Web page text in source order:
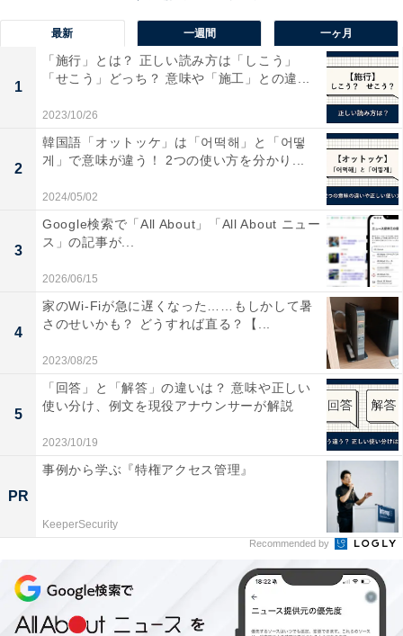
テレビ放送が終了すると電源をオフにする「無信号電
テレビ放送の終了後など、映像が映らない状態になって
しばらくすると電源がオフになる機能です。こちらも部
屋に誰もいない場合や、テレビ視聴中に寝てしまった場
合などに効果的です。
人感センサーで賢く省エネ
人感センサーでテレビの前にいる人を検知することで、
人がいなくなると画面をオフにして節電します。
電気代の節約、さらには環境への配慮にも
最新 一週間 一ヶ月
1
「施行」とは？ 正しい読み方は「しこう」
「せこう」どっち？ 意味や「施工」との違...
2023/10/26
2
韓国語「オットッケ」は「어떡해」と「어떻
게」で意味が違う！ 2つの使い方を分かり...
2024/05/02
3
Google検索で「All About」「All About ニュー
ス」の記事が...
2026/06/15
4
家のWi-Fiが急に遅くなった……もしかして暑
さのせいかも？ どうすれば直る？【...
2023/08/25
5
「回答」と「解答」の違いは？ 意味や正しい
使い分け、例文を現役アナウンサーが解説
2023/10/19
PR
事例から学ぶ『特権アクセス管理』
KeeperSecurity
Recommended by